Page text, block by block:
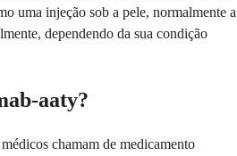
uma injeção sob a pele, normalmente a
dependendo da sua condição
aaty?
chamam de medicamento